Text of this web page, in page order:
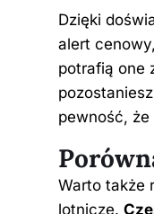
Dzięki
alert
potrafią one
pewność,
Warto także
lotnicze.